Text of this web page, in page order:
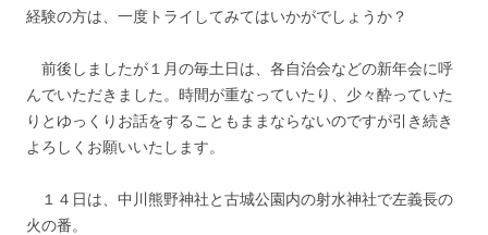
経験の方は、一度トライしてみてはいかがでしょうか？
前後しましたが１月の毎土日は、各自治会などの新年会に呼
んでいただきました。時間が重なっていたり、少々酔っていた
りとゆっくりお話をすることもままならないのですが引き続き
よろしくお願いいたします。
１４日は、中川熊野神社と古城公園内の射水神社で左義長の
火の番。